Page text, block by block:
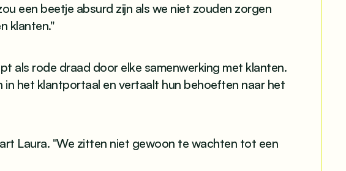
een beetje absurd zijn als we niet zouden zorgen
klanten."
als rode draad door elke samenwerking met klanten.
het klantportaal en vertaalt hun behoeften naar het
Laura. "We zitten niet gewoon te wachten tot een